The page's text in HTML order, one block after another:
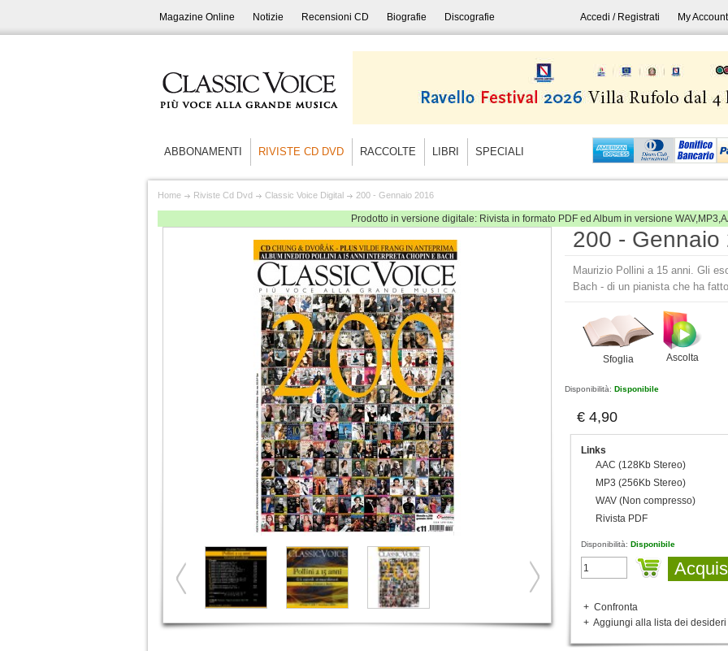
Magazine Online Notizie Recensioni CD Biografie Discografie Accedi / Registrati My Account
ABBONAMENTI RIVISTE CD DVD RACCOLTE LIBRI SPECIALI
Home Riviste Cd Dvd Classic Voice Digital 200 - Gennaio 2016
Prodotto in versione digitale: Rivista in formato PDF ed Album in versione
200 - Gennaio
Maurizio Pollini a 15 anni. Gli
Bach - di un pianista che ha
Sfoglia Ascolta
Disponibilità:Disponibile
€ 4,90
Links
AAC (128Kb Stereo)
MP3 (256Kb Stereo)
WAV (Non compresso)
Rivista PDF
Disponibilità:Disponibile
+ Confronta
+ Aggiungi alla lista dei desideri